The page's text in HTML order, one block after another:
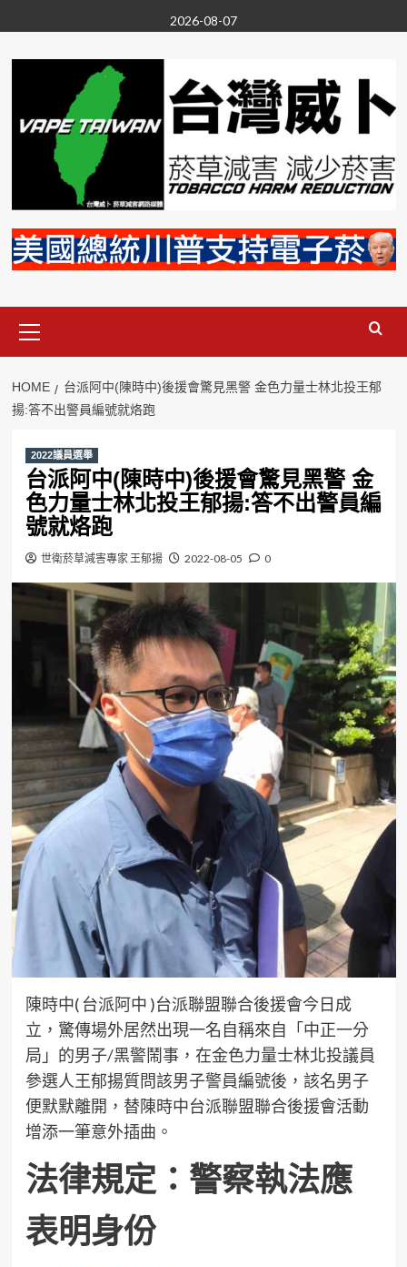
to
content
2026-08-07
Menu
HOME
台派阿中(陳時中)後援會驚見黑警 金色力量士林北投王郁
揚:答不出警員編號就烙跑
2022議員選舉
台派阿中(陳時中)後援會驚見黑警 金
色力量士林北投王郁揚:答不出警員編
號就烙跑
世衛菸草減害專家 王郁揚 2022-08-05 0
陳時中( 台派阿中 )台派聯盟聯合後援會今日成
立，驚傳場外居然出現一名自稱來自「中正一分
局」的男子/黑警鬧事，在金色力量士林北投議員
參選人王郁揚質問該男子警員編號後，該名男子
便默默離開，替陳時中台派聯盟聯合後援會活動
增添一筆意外插曲。
法律規定：警察執法應
表明身份